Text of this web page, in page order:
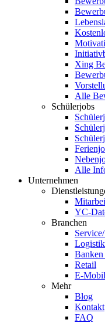
Xing
Alle
Schülerjobs
Alle
Unternehmen
YC-
Branchen
Logistik
Banken
Retail
E-
Mehr
Blog
Kontakt
FAQ